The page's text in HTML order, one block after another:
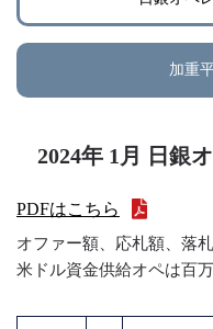
加重
2024年 1月 日銀
PDFはこちら
オファー額、応札額、落
米ドル資金供給オペは百